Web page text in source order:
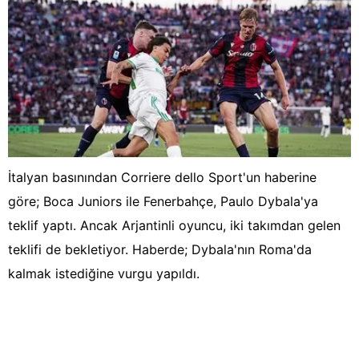
İtalyan basınından Corriere dello Sport'un haberine
göre; Boca Juniors ile Fenerbahçe, Paulo Dybala'ya
teklif yaptı. Ancak Arjantinli oyuncu, iki takımdan gelen
teklifi de bekletiyor. Haberde; Dybala'nın Roma'da
kalmak istediğine vurgu yapıldı.